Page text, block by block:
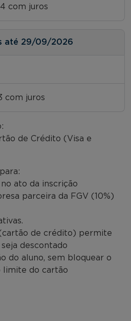
com juros
até 29/09/2026
com juros
de Crédito (Visa e
ato da inscrição
parceira da FGV (10%)
de crédito) permite
descontado
do aluno, sem bloquear o
limite do cartão